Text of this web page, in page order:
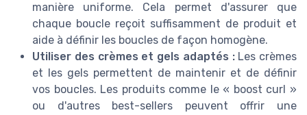
manière uniforme. Cela permet d'assurer que
chaque boucle reçoit suffisamment de produit et
aide à définir les boucles de façon homogène.
Utiliser des crèmes et gels adaptés :Les crèmes
et les gels permettent de maintenir et de définir
vos boucles. Les produits comme le « boost curl »
ou d'autres best-sellers peuvent offrir une